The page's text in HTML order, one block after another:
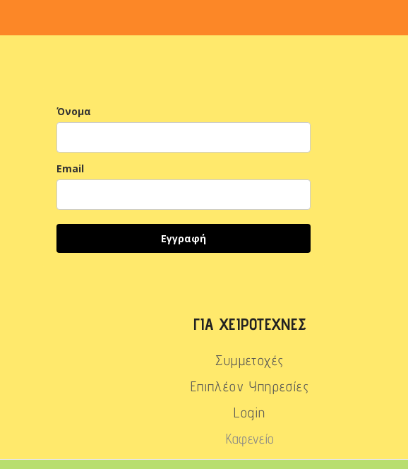
Όνομα
Email
Εγγραφή
ΓΙΑ ΧΕΙΡΟΤΈΧΝΕΣ
Συμμετοχές
Επιπλέον Υπηρεσίες
Login
Καφενείο